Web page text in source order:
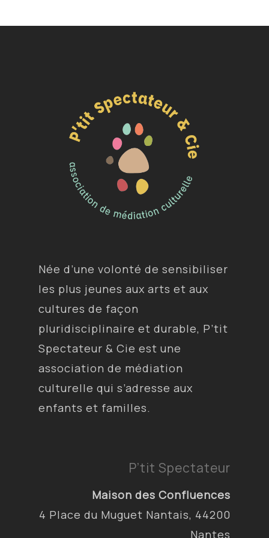
Née d’une volonté de sensibiliser
les plus jeunes aux arts et aux
cultures de façon
pluridisciplinaire et durable, P’tit
Spectateur & Cie est une
association de médiation
culturelle qui s’adresse aux
enfants et familles.
P’tit Spectateur
Maison des Confluences
4 Place du Muguet Nantais, 44200
Nantes